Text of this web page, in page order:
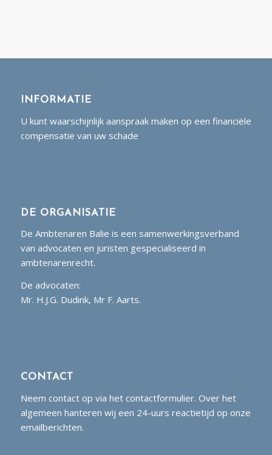
INFORMATIE
U kunt waarschijnlijk aanspraak maken op een financiële
compensatie van uw schade
DE ORGANISATIE
De Ambtenaren Balie is een samenwerkingsverband
van advocaten en juristen gespecialiseerd in
ambtenarenrecht.
De advocaten:
Mr. H.J.G. Dudink, Mr F. Aarts.
CONTACT
Neem contact op via het contactformulier. Over het
algemeen hanteren wij een 24-uurs reactietijd op onze
emailberichten.